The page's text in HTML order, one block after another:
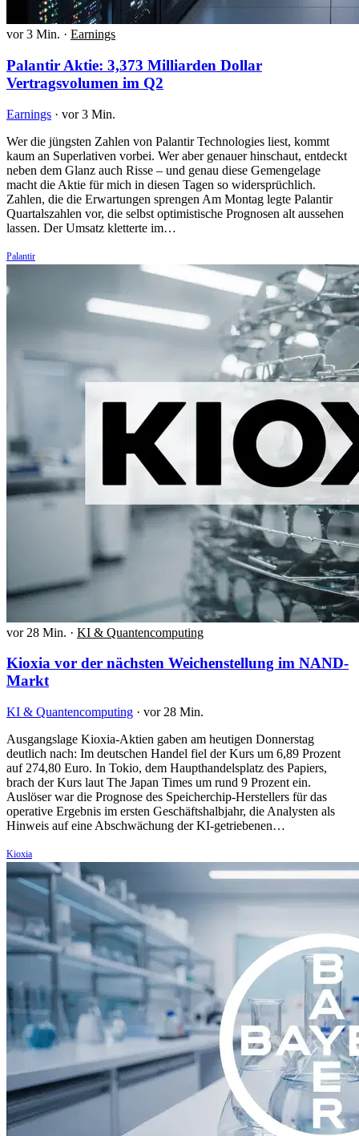
vor 3 Min. · Earnings
Palantir Aktie: 3,373 Milliarden Dollar
Vertragsvolumen im Q2
Earnings · vor 3 Min.
Wer die jüngsten Zahlen von Palantir Technologies liest, kommt
kaum an Superlativen vorbei. Wer aber genauer hinschaut, entdeckt
neben dem Glanz auch Risse – und genau diese Gemengelage
macht die Aktie für mich in diesen Tagen so widersprüchlich.
Zahlen, die die Erwartungen sprengen Am Montag legte Palantir
Quartalszahlen vor, die selbst optimistische Prognosen alt aussehen
lassen. Der Umsatz kletterte im…
Palantir
vor 28 Min. · KI & Quantencomputing
Kioxia vor der nächsten Weichenstellung im NAND-
Markt
KI & Quantencomputing · vor 28 Min.
Ausgangslage Kioxia-Aktien gaben am heutigen Donnerstag
deutlich nach: Im deutschen Handel fiel der Kurs um 6,89 Prozent
auf 274,80 Euro. In Tokio, dem Haupthandelsplatz des Papiers,
brach der Kurs laut The Japan Times um rund 9 Prozent ein.
Auslöser war die Prognose des Speicherchip-Herstellers für das
operative Ergebnis im ersten Geschäftshalbjahr, die Analysten als
Hinweis auf eine Abschwächung der KI-getriebenen…
Kioxia